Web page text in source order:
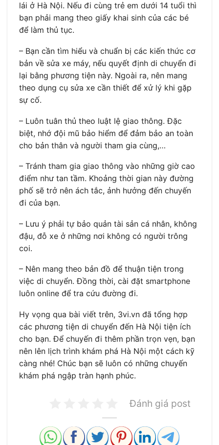
lái ở Hà Nội. Nếu đi cùng trẻ em dưới 14 tuổi thì
bạn phải mang theo giấy khai sinh của các bé
để làm thủ tục.
– Bạn cần tìm hiểu và chuẩn bị các kiến thức cơ
bản về sửa xe máy, nếu quyết định di chuyển đi
lại bằng phương tiện này. Ngoài ra, nên mang
theo dụng cụ sửa xe cần thiết để xử lý khi gặp
sự cố.
– Luôn tuân thủ theo luật lệ giao thông. Đặc
biệt, nhớ đội mũ bảo hiểm để đảm bảo an toàn
cho bản thân và người tham gia cùng,…
– Tránh tham gia giao thông vào những giờ cao
điểm như tan tầm. Khoảng thời gian này đường
phố sẽ trở nên ách tắc, ảnh hưởng đến chuyến
đi của bạn.
– Lưu ý phải tự bảo quản tài sản cá nhân, không
đậu, đỗ xe ở những nơi không có người trông
coi.
– Nên mang theo bản đồ để thuận tiện trong
việc di chuyển. Đồng thời, cài đặt smartphone
luôn online để tra cứu đường đi.
Hy vọng qua bài viết trên, 3vi.vn đã tổng hợp
các phương tiện di chuyển đến Hà Nội tiện ích
cho bạn. Để chuyến đi thêm phần trọn vẹn, bạn
nên lên lịch trình khám phá Hà Nội một cách kỹ
càng nhé! Chúc bạn sẽ luôn có những chuyến
khám phá ngập tràn hạnh phúc.
Đánh giá post